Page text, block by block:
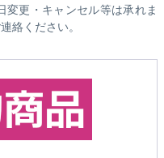
更・キャンセル等は承れま
絡ください。